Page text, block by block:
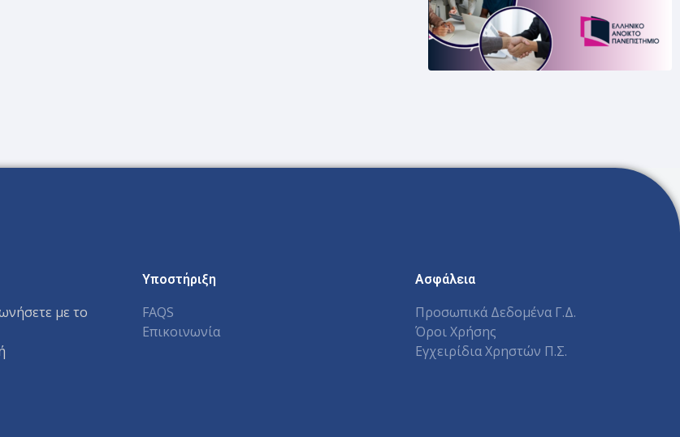
με το
Υποστήριξη
FAQS
Επικοινωνία
Ασφάλεια
Προσωπικά Δεδομένα Γ.Δ.
Όροι Χρήσης
Εγχειρίδια Χρηστών Π.Σ.